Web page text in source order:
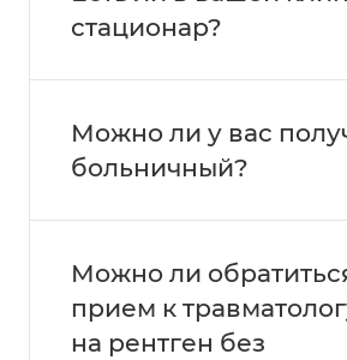
стационар?
Можно ли у вас
больничный?
Можно ли
прием к
на рентген без